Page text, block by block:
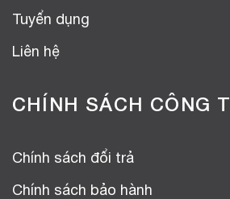
Tuyển dụng
Liên hệ
CHÍNH SÁCH CÔNG
Chính sách đổi trả
Chính sách bảo hành